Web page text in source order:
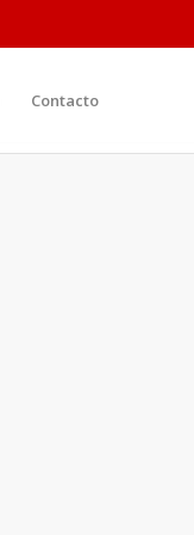
Contacto